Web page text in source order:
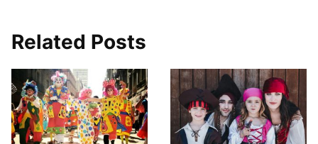
Related Posts